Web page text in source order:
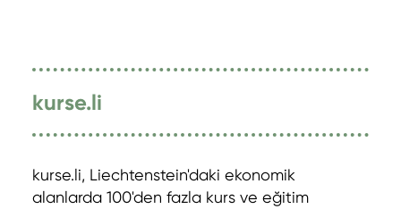
kurse.li
kurse.li, Liechtenstein'daki ekonomik
alanlarda 100'den fazla kurs ve eğitim